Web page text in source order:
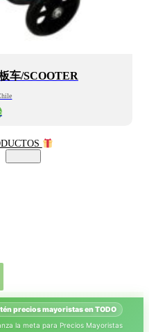
车/SCOOTER
precios mayoristas en TODO
la meta para Precios Mayoristas